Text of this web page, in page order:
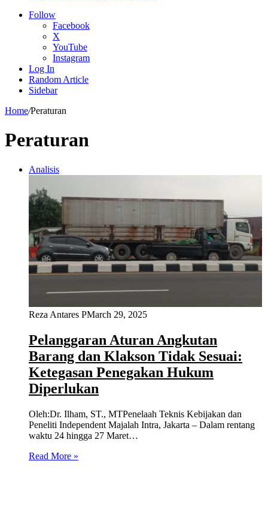
Follow
Facebook
X
YouTube
Instagram
Log In
Random Article
Sidebar
Home/Peraturan
Peraturan
Analisis
Reza Antares PMarch 29, 2025
Pelanggaran Aturan Angkutan
Barang dan Klakson Tidak Sesuai:
Ketegasan Penegakan Hukum
Diperlukan
Oleh:Dr. Ilham, ST., MTPenelaah Teknis Kebijakan dan
Peneliti Independent Majalah Intra, Jakarta – Dalam rentang
waktu 24 hingga 27 Maret…
Read More »